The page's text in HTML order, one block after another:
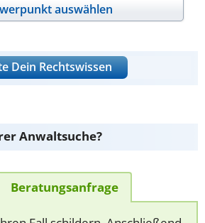
auswählen
Dein Rechtswissen
Anwaltsuche?
Beratungsanfrage